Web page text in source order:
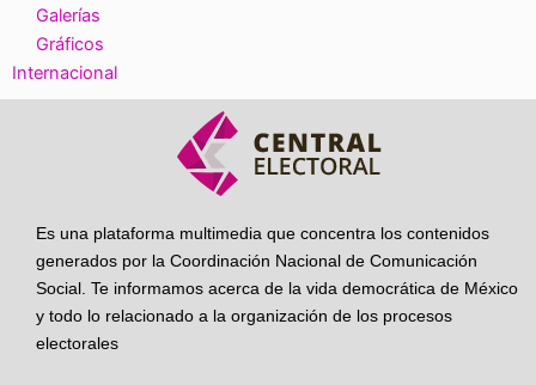
Galerías
Gráficos
Internacional
Es una plataforma multimedia que concentra los contenidos
generados por la Coordinación Nacional de Comunicación
Social. Te informamos acerca de la vida democrática de México
y todo lo relacionado a la organización de los procesos
electorales